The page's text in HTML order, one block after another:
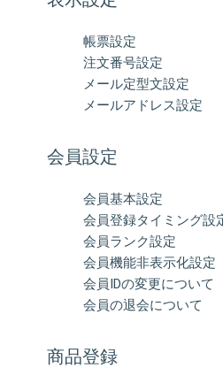
帳票設定
注文番号設定
メール定型文設定
メールアドレス設定
会員設定
会員基本設定
会員登録タイミング設
会員ランク設定
会員機能非表示化設定
会員IDの変更について
会員の退会について
商品登録